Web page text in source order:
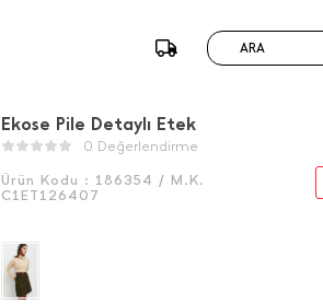
ARA
Ekose Pile Detaylı Etek
0 Değerlendirme
Ürün Kodu : 186354 / M.K.
C1ET126407